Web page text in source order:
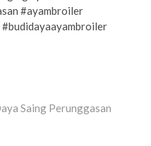
#ayambroiler
Saing Perunggasan